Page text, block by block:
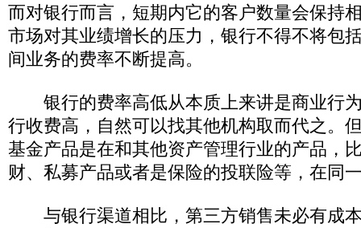
而对银行而言，短期内它的客户数量会保持
市场对其业绩增长的压力，银行不得不将包
间业务的费率不断提高。
银行的费率高低从本质上来讲是商业行
行收费高，自然可以找其他机构取而代之。
基金产品是在和其他资产管理行业的产品，
财、私募产品或者是保险的投联险等，在同
与银行渠道相比，第三方销售未必有成